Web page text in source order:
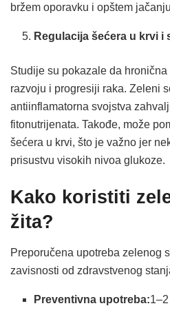
bržem oporavku i opštem
Regulacija šećera u krvi i
Studije su pokazale da
razvoju i progresiji raka. Zeleni
antiinflamatorna svojstva
fitonutrijenata. Takođe, može
šećera u krvi, što je važno jer
prisustvu visokih nivoa glukoze.
Kako koristiti
žita?
Preporučena upotreba zelenog
zavisnosti od zdravstvenog
Preventivna upotreba: